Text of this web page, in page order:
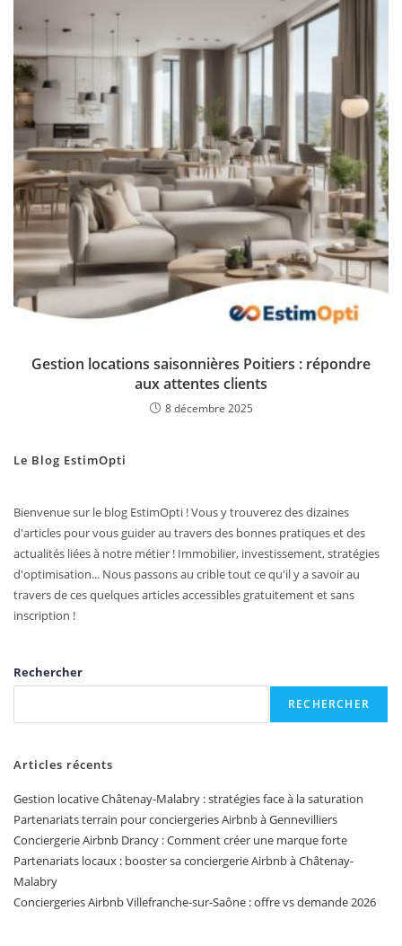
Gestion locations saisonnières Poitiers : répondre
aux attentes clients
8 décembre 2025
Le Blog EstimOpti
Bienvenue sur le blog EstimOpti ! Vous y trouverez des dizaines
d'articles pour vous guider au travers des bonnes pratiques et des
actualités liées à notre métier ! Immobilier, investissement, stratégies
d'optimisation... Nous passons au crible tout ce qu'il y a savoir au
travers de ces quelques articles accessibles gratuitement et sans
inscription !
Rechercher
RECHERCHER
Articles récents
Gestion locative Châtenay-Malabry : stratégies face à la saturation
Partenariats terrain pour conciergeries Airbnb à Gennevilliers
Conciergerie Airbnb Drancy : Comment créer une marque forte
Partenariats locaux : booster sa conciergerie Airbnb à Châtenay-
Malabry
Conciergeries Airbnb Villefranche-sur-Saône : offre vs demande 2026